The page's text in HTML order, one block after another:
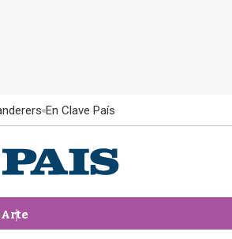
En Clave País
Arte